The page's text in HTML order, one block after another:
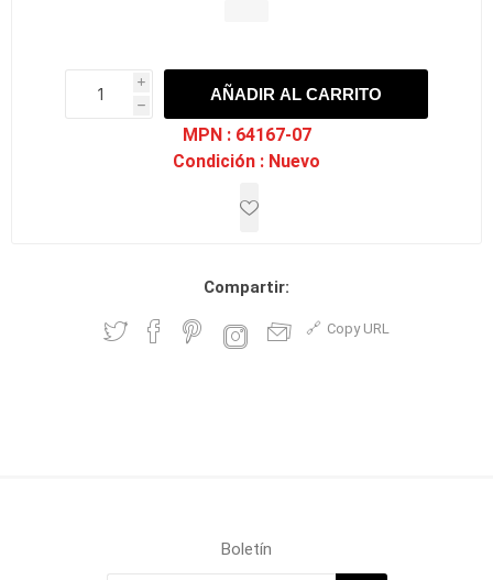
i
h
h
AÑADIR AL CARRITO
MPN : 64167-07
Condición : Nuevo
Compartir:
Copy URL
Boletín